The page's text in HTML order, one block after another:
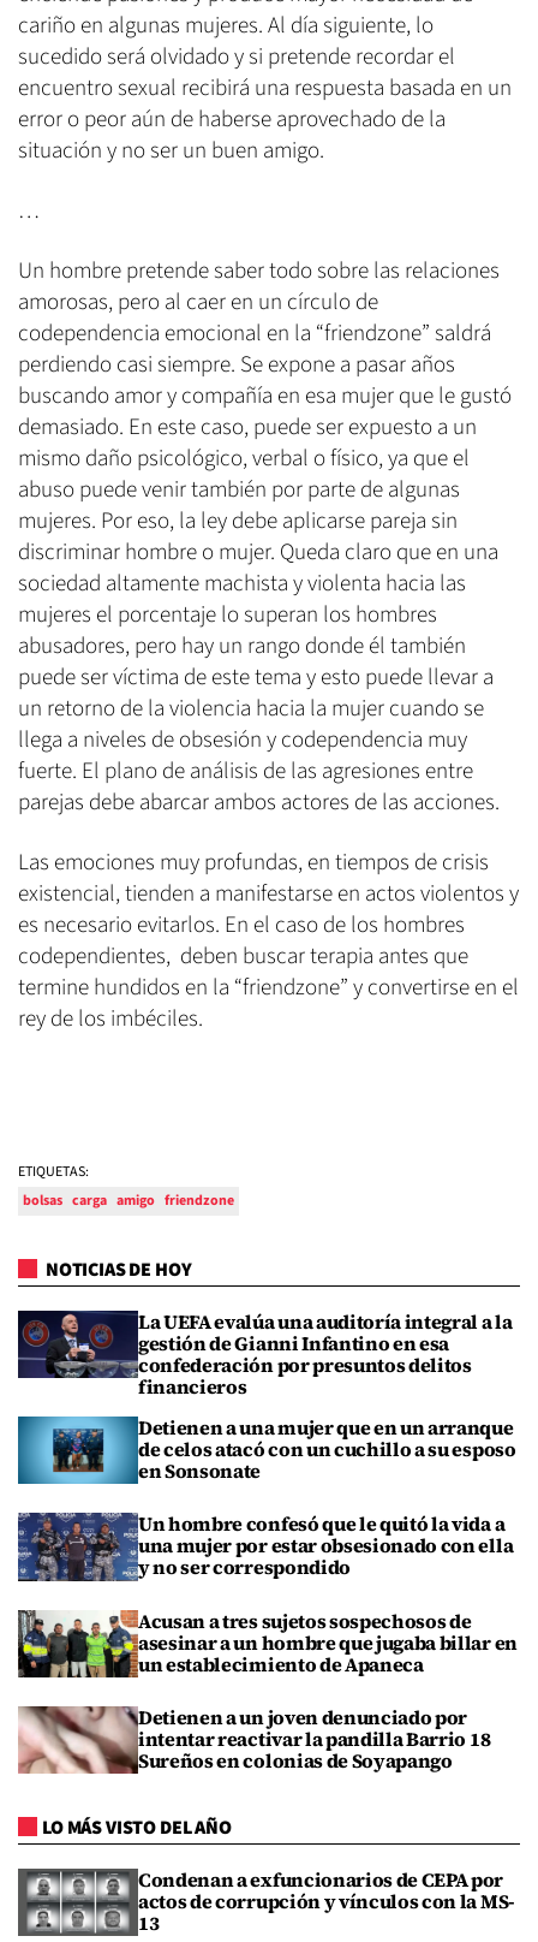
cariño en algunas mujeres. Al día siguiente, lo
sucedido será olvidado y si pretende recordar el
encuentro sexual recibirá una respuesta basada en un
error o peor aún de haberse aprovechado de la
situación y no ser un buen amigo.
…
Un hombre pretende saber todo sobre las relaciones
amorosas, pero al caer en un círculo de
codependencia emocional en la “friendzone” saldrá
perdiendo casi siempre. Se expone a pasar años
buscando amor y compañía en esa mujer que le gustó
demasiado. En este caso, puede ser expuesto a un
mismo daño psicológico, verbal o físico, ya que el
abuso puede venir también por parte de algunas
mujeres. Por eso, la ley debe aplicarse pareja sin
discriminar hombre o mujer. Queda claro que en una
sociedad altamente machista y violenta hacia las
mujeres el porcentaje lo superan los hombres
abusadores, pero hay un rango donde él también
puede ser víctima de este tema y esto puede llevar a
un retorno de la violencia hacia la mujer cuando se
llega a niveles de obsesión y codependencia muy
fuerte. El plano de análisis de las agresiones entre
parejas debe abarcar ambos actores de las acciones.
Las emociones muy profundas, en tiempos de crisis
existencial, tienden a manifestarse en actos violentos y
es necesario evitarlos. En el caso de los hombres
codependientes, deben buscar terapia antes que
termine hundidos en la “friendzone” y convertirse en el
rey de los imbéciles.
ETIQUETAS:
bolsas carga amigo friendzone
NOTICIAS DE HOY
La UEFA evalúa una auditoría integral a la
gestión de Gianni Infantino en esa
confederación por presuntos delitos
financieros
Detienen a una mujer que en un arranque
de celos atacó con un cuchillo a su esposo
en Sonsonate
Un hombre confesó que le quitó la vida a
una mujer por estar obsesionado con ella
y no ser correspondido
Acusan a tres sujetos sospechosos de
asesinar a un hombre que jugaba billar en
un establecimiento de Apaneca
Detienen a un joven denunciado por
intentar reactivar la pandilla Barrio 18
Sureños en colonias de Soyapango
LO MÁS VISTO DEL AÑO
Condenan a exfuncionarios de CEPA por
actos de corrupción y vínculos con la MS-
13